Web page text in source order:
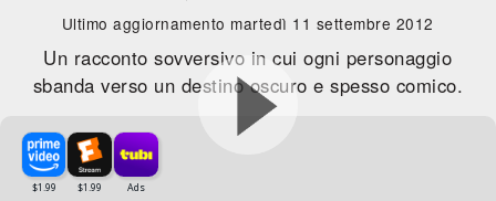
Ultimo aggiornamento martedì 11 settembre 2012
Un racconto sovversivo in cui ogni personaggio
sbanda verso un destino oscuro e spesso comico.